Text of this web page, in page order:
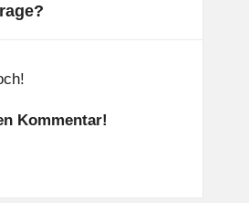
Kommentar!